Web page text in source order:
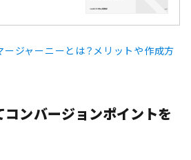
ジャーニーとは？メリットや作成方
コンバージョンポイントを